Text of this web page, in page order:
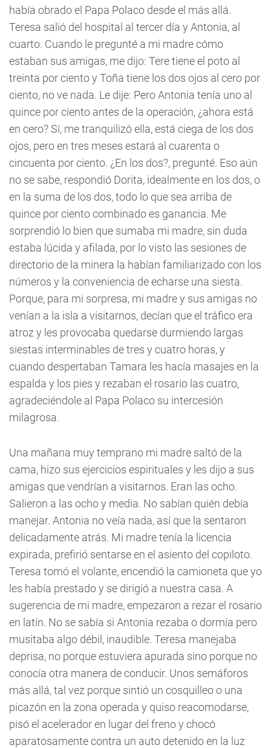
había obrado el Papa Polaco desde el más allá.
Teresa salió del hospital al tercer día y Antonia, al
cuarto. Cuando le pregunté a mi madre cómo
estaban sus amigas, me dijo: Tere tiene el poto al
treinta por ciento y Toña tiene los dos ojos al cero por
ciento, no ve nada. Le dije: Pero Antonia tenía uno al
quince por ciento antes de la operación, ¿ahora está
en cero? Sí, me tranquilizó ella, está ciega de los dos
ojos, pero en tres meses estará al cuarenta o
cincuenta por ciento. ¿En los dos?, pregunté. Eso aún
no se sabe, respondió Dorita, idealmente en los dos, o
en la suma de los dos, todo lo que sea arriba de
quince por ciento combinado es ganancia. Me
sorprendió lo bien que sumaba mi madre, sin duda
estaba lúcida y afilada, por lo visto las sesiones de
directorio de la minera la habían familiarizado con los
números y la conveniencia de echarse una siesta.
Porque, para mi sorpresa, mi madre y sus amigas no
venían a la isla a visitarnos, decían que el tráfico era
atroz y les provocaba quedarse durmiendo largas
siestas interminables de tres y cuatro horas, y
cuando despertaban Tamara les hacía masajes en la
espalda y los pies y rezaban el rosario las cuatro,
agradeciéndole al Papa Polaco su intercesión
milagrosa.
Una mañana muy temprano mi madre saltó de la
cama, hizo sus ejercicios espirituales y les dijo a sus
amigas que vendrían a visitarnos. Eran las ocho.
Salieron a las ocho y media. No sabían quién debía
manejar. Antonia no veía nada, así que la sentaron
delicadamente atrás. Mi madre tenía la licencia
expirada, prefirió sentarse en el asiento del copiloto.
Teresa tomó el volante, encendió la camioneta que yo
les había prestado y se dirigió a nuestra casa. A
sugerencia de mi madre, empezaron a rezar el rosario
en latín. No se sabía si Antonia rezaba o dormía pero
musitaba algo débil, inaudible. Teresa manejaba
deprisa, no porque estuviera apurada sino porque no
conocía otra manera de conducir. Unos semáforos
más allá, tal vez porque sintió un cosquilleo o una
picazón en la zona operada y quiso reacomodarse,
pisó el acelerador en lugar del freno y chocó
aparatosamente contra un auto detenido en la luz